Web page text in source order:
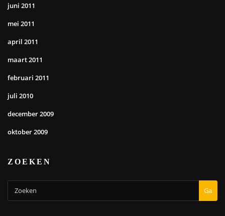
juni 2011
mei 2011
april 2011
maart 2011
februari 2011
juli 2010
december 2009
oktober 2009
ZOEKEN
Ga